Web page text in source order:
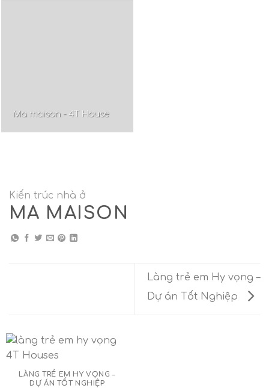
Ma maison - 4T House
Kiến trúc nhà ở
MA MAISON
Làng trẻ em Hy vọng –
Dự án Tốt Nghiệp
LÀNG TRẺ EM HY VỌNG –
DỰ ÁN TỐT NGHIỆP